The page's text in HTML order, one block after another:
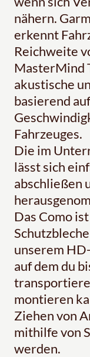
nähern.
erkennt
Reichweite
MasterMind
akustische
basierend
Fahrzeuges.
Die im
lässt sich
abschließen
Das Como
unserem
auf dem du
montieren
Ziehen von
mithilfe von
werden.